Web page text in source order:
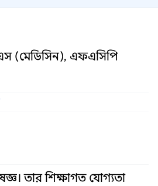
(মেডিসিন), এফএসিপি
তার শিক্ষাগত যোগ্যতা